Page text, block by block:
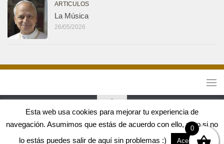
ARTICULOS
La Música
26/05/2026
Tribuna Jirafa 2.0 © 2026. Todos los derechos reservados.
Diseño web Crealogic
Esta web usa cookies para mejorar tu experiencia de
navegación. Asumimos que estás de acuerdo con ello, pero si no
lo estás puedes salir de aquí sin problemas :)
Aceptar
0